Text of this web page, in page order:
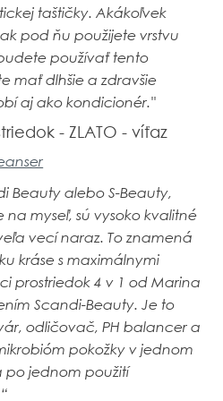
taštičky.Akákoľvek
pod ňu použijete vrstvu
používať tento
mať dlhšie a zdravšie
aj ako kondicionér.''
- ZLATO - víťaz
Beauty alebo S-Beauty,
myseľ, sú vysoko kvalitné
vecí naraz. To znamená
kráse s maximálnymi
prostriedok 4 v 1 od Marina
Scandi-Beauty. Je to
odličovač, PH balancer a
pokožky v jednom
po jednom použití